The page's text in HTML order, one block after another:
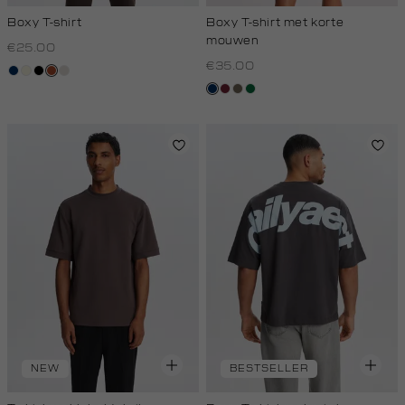
Boxy T-shirt
€25.00
donkerblauw
wit,zwart
bruin
Boxy T-shirt met korte
mouwen
€35.00
donkerblauw
bordeaux
lichtbruin
donkergroen
NEW BESTSELLER